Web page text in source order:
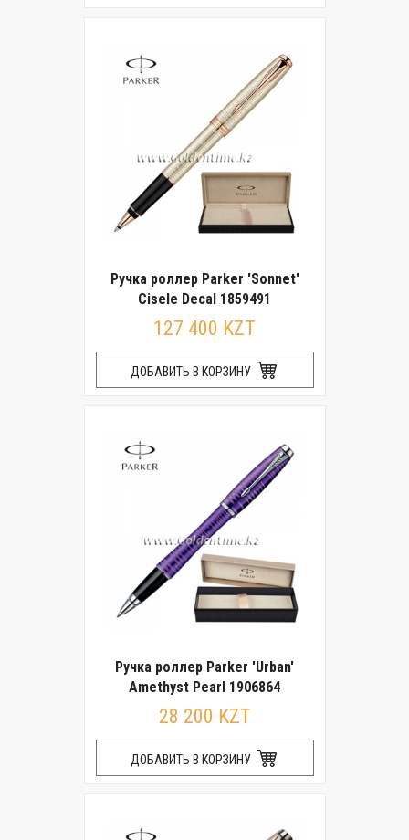
Ручка роллер Parker 'Sonnet'
Cisele Decal 1859491
127 400 KZT
ДОБАВИТЬ В КОРЗИНУ
Ручка роллер Parker 'Urban'
Amethyst Pearl 1906864
28 200 KZT
ДОБАВИТЬ В КОРЗИНУ